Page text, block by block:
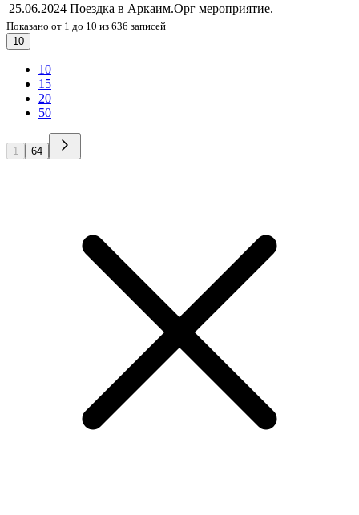
25.06.2024 Поездка в Аркаим.Орг мероприятие.
Показано от 1 до 10 из 636 записей
10
10
15
20
50
1 64